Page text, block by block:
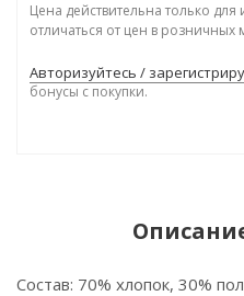
Цена действительна только
отличаться от цен в розничных
Авторизуйтесь /
бонусы с покупки.
Состав: 70% хлопок, 30%